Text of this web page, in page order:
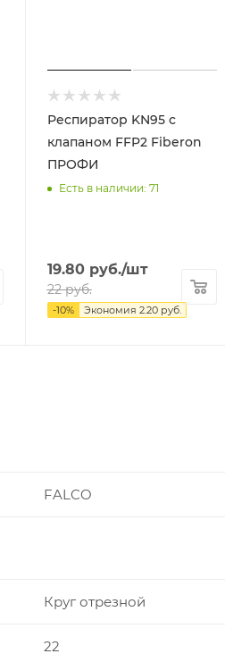
Респиратор KN95 с
клапаном FFP2 Fiberon
ПРОФИ
Есть в наличии: 71
19.80руб./шт
22руб.
-10% Экономия 2.20руб.
FALCO
Круг отрезной
22